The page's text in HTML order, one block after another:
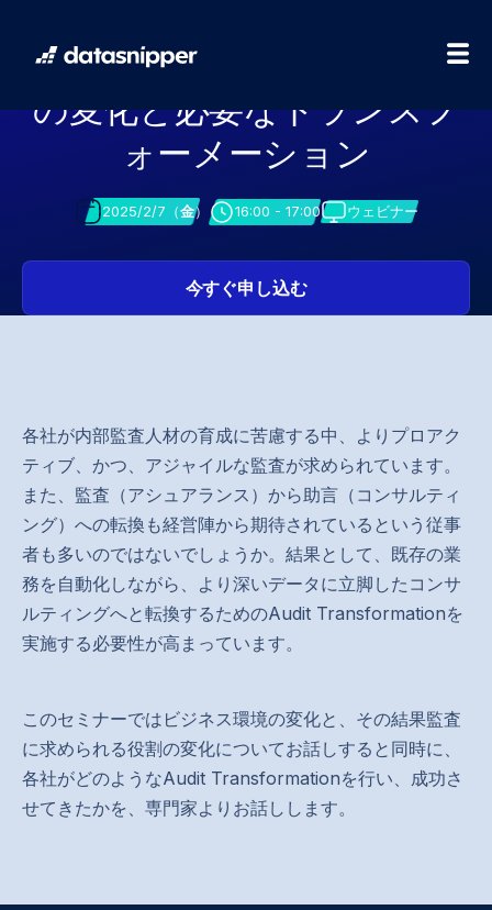
内部監査におけるトレンド
の変化と必要なトランスフ
ォーメーション
2025/2/7（金） 16:00 - 17:00 ウェビナー
今すぐ申し込む
各社が内部監査人材の育成に苦慮する中、よりプロアク
ティブ、かつ、アジャイルな監査が求められています。
また、監査（アシュアランス）から助言（コンサルティ
ング）への転換も経営陣から期待されているという従事
者も多いのではないでしょうか。結果として、既存の業
務を自動化しながら、より深いデータに立脚したコンサ
ルティングへと転換するためのAudit Transformationを
実施する必要性が高まっています。
このセミナーではビジネス環境の変化と、その結果監査
に求められる役割の変化についてお話しすると同時に、
各社がどのようなAudit Transformationを行い、成功さ
せてきたかを、専門家よりお話しします。